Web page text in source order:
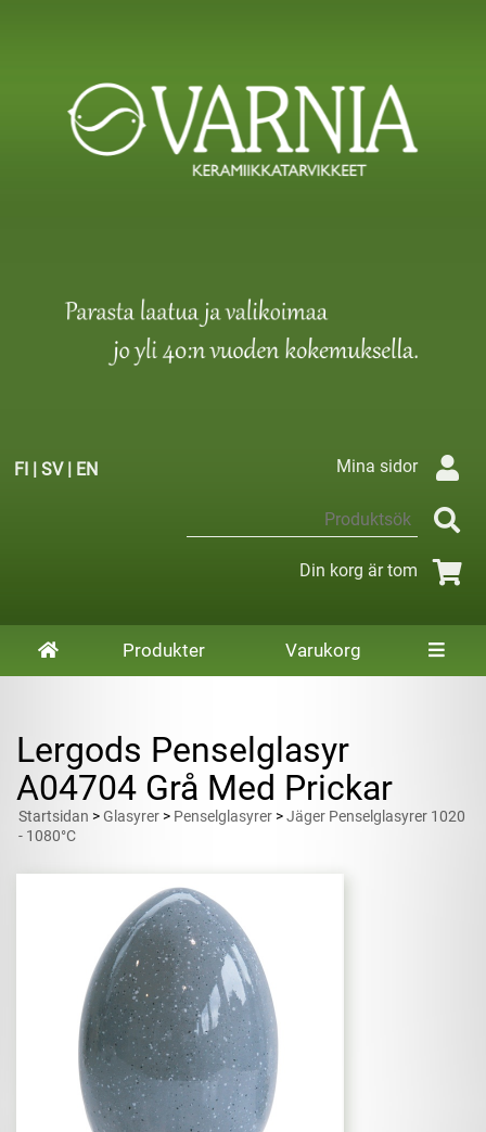
FI | SV| EN Mina sidor
Din korg är tom
Produkter Varukorg
Lergods Penselglasyr
A04704 Grå Med Prickar
Startsidan >Glasyrer > Penselglasyrer >Jäger Penselglasyrer 1020
- 1080°C